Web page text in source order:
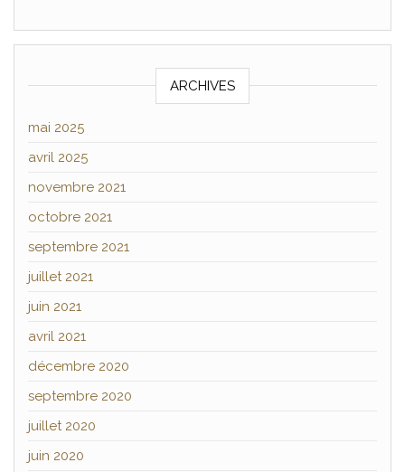
ARCHIVES
mai 2025
avril 2025
novembre 2021
octobre 2021
septembre 2021
juillet 2021
juin 2021
avril 2021
décembre 2020
septembre 2020
juillet 2020
juin 2020